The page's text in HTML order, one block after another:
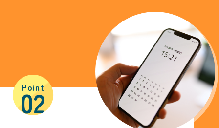
Point
02